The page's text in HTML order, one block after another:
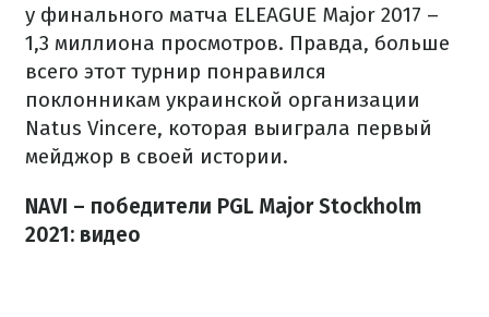
у финального матча ELEAGUE Major 2017 –
1,3 миллиона просмотров. Правда, больше
всего этот турнир понравился
поклонникам украинской организации
Natus Vincere, которая выиграла первый
мейджор в своей истории.
NAVI – победители PGL Major Stockholm
2021: видео